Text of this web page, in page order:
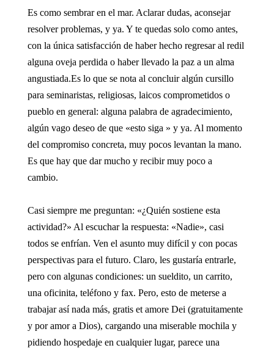
Es como sembrar en el mar. Aclarar dudas, aconsejar
resolver problemas, y ya. Y te quedas solo como antes,
con la única satisfacción de haber hecho regresar al redil
alguna oveja perdida o haber llevado la paz a un alma
angustiada.Es lo que se nota al concluir algún cursillo
para seminaristas, religiosas, laicos comprometidos o
pueblo en general: alguna palabra de agradecimiento,
algún vago deseo de que «esto siga » y ya. Al momento
del compromiso concreta, muy pocos levantan la mano.
Es que hay que dar mucho y recibir muy poco a
cambio.
Casi siempre me preguntan: «¿Quién sostiene esta
actividad?» Al escuchar la respuesta: «Nadie», casi
todos se enfrían. Ven el asunto muy difícil y con pocas
perspectivas para el futuro. Claro, les gustaría entrarle,
pero con algunas condiciones: un sueldito, un carrito,
una oficinita, teléfono y fax. Pero, esto de meterse a
trabajar así nada más, gratis et amore Dei (gratuitamente
y por amor a Dios), cargando una miserable mochila y
pidiendo hospedaje en cualquier lugar, parece una